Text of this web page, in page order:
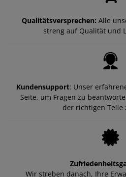
Qualitätsversprechen: Alle
streng auf Qualität und
Kundensupport: Unser
Seite, um Fragen zu
der richtigen Teile
Wir streben danach, Ihre